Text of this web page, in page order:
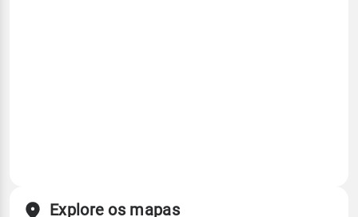
Explore os mapas